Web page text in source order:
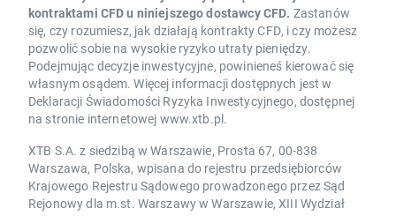
kontraktami CFD u niniejszego dostawcy CFD. Zastanów
się, czy rozumiesz, jak działają kontrakty CFD, i czy możesz
pozwolić sobie na wysokie ryzyko utraty pieniędzy.
Podejmując decyzje inwestycyjne, powinieneś kierować się
własnym osądem. Więcej informacji dostępnych jest w
Deklaracji Świadomości Ryzyka Inwestycyjnego, dostępnej
na stronie internetowej www.xtb.pl.
XTB S.A. z siedzibą w Warszawie, Prosta 67, 00-838
Warszawa, Polska, wpisana do rejestru przedsiębiorców
Krajowego Rejestru Sądowego prowadzonego przez Sąd
Rejonowy dla m.st. Warszawy w Warszawie, XIII Wydział